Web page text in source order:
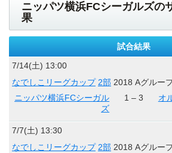
ニッパツ横浜FCシーガルズの
果
試合結果
7/14(土) 13:00
なでしこリーグカップ 2部 2018 Aグルー
ニッパツ横浜FCシーガル
ズ
1 – 3 オ
7/7(土) 13:30
なでしこリーグカップ 2部 2018 Aグルー